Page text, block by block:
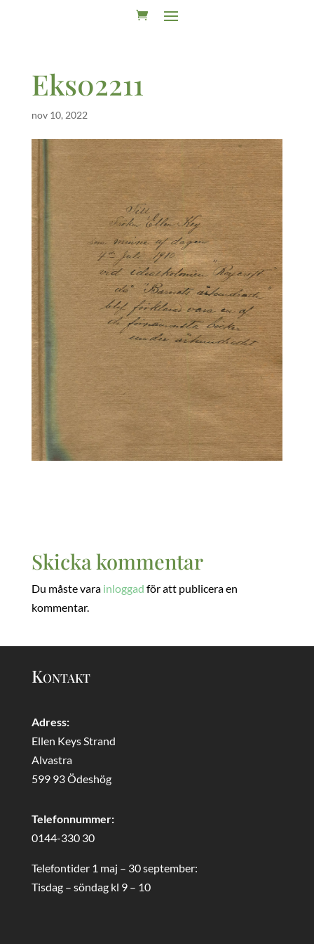
Eks02211
nov 10, 2022
Skicka kommentar
Du måste vara inloggad för att publicera en
kommentar.
Kontakt
Adress:
Ellen Keys Strand
Alvastra
599 93 Ödeshög
Telefonnummer:
0144-330 30
Telefontider 1 maj – 30 september:
Tisdag – söndag kl 9 – 10